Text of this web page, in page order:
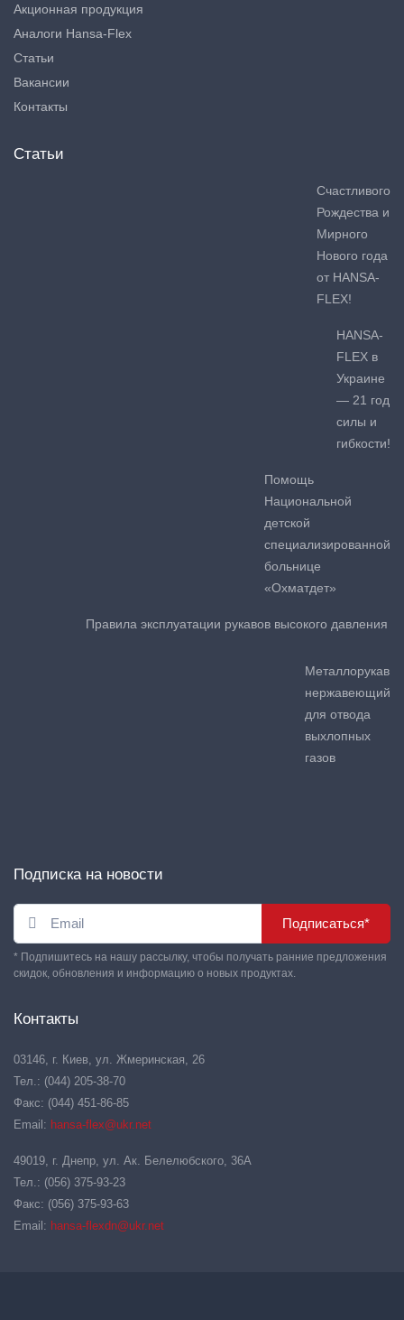
Акционная продукция
Аналоги Hansa-Flex
Статьи
Вакансии
Контакты
Статьи
Счастливого
Рождества и
Мирного
Нового года
от HANSA-
FLEX!
HANSA-
FLEX в
Украине
— 21 год
силы и
гибкости!
Помощь
Национальной
детской
специализированной
больнице
«Охматдет»
Правила эксплуатации рукавов высокого давления
Металлорукав
нержавеющий
для отвода
выхлопных
газов
Подписка на новости
Подписаться*
* Подпишитесь на нашу рассылку, чтобы получать ранние предложения
скидок, обновления и информацию о новых продуктах.
Контакты
03146, г. Киев, ул. Жмеринская, 26
Тел.: (044) 205-38-70
Факс: (044) 451-86-85
Email: hansa-flex@ukr.net
49019, г. Днепр, ул. Ак. Белелюбского, 36А
Тел.: (056) 375-93-23
Факс: (056) 375-93-63
Email: hansa-flexdn@ukr.net